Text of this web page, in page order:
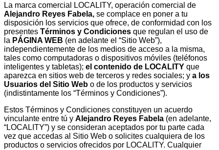
La marca comercial LOCALITY, operación comercial de
Alejandro Reyes Fabela, se complace en poner a tu
disposición los servicios que ofrece, de conformidad con los
presentes Términos y Condiciones que regulan el uso de
la PÁGINA WEB (en adelante el “Sitio Web”),
independientemente de los medios de acceso a la misma,
tales como computadoras o dispositivos móviles (teléfonos
inteligentes y tabletas); el contenido de LOCALITY que
aparezca en sitios web de terceros y redes sociales; y a los
Usuarios del Sitio Web o de los productos y servicios
(indistintamente los “Términos y Condiciones”).
Estos Términos y Condiciones constituyen un acuerdo
vinculante entre tú y Alejandro Reyes Fabela (en adelante,
“LOCALITY”) y se consideran aceptados por tu parte cada
vez que accedas al Sitio Web o solicites cualquiera de los
productos o servicios ofrecidos por LOCALITY. Cualquier